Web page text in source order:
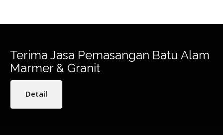
Terima Jasa Pemasangan Batu Alam
Marmer & Granit
Detail